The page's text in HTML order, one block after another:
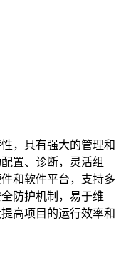
，具有强大的管理和
置、诊断，灵活组
和软件平台，支持多
防护机制，易于维
高项目的运行效率和